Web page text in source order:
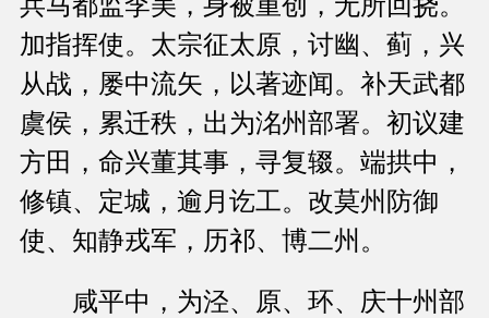
加指挥使。太宗征太原，讨幽、蓟，兴
从战，屡中流矢，以著迹闻。补天武都
虞侯，累迁秩，出为洺州部署。初议建
方田，命兴董其事，寻复辍。端拱中，
修镇、定城，逾月讫工。改莫州防御
使、知静戎军，历祁、博二州。
咸平中，为泾、原、环、庆十州部